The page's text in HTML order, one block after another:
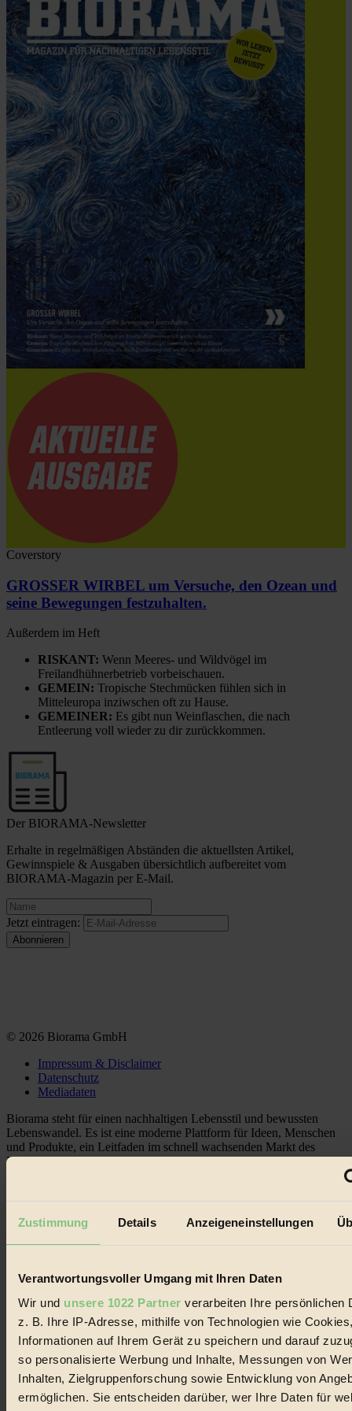
Zustimmung Details Anzeigeneinstellungen
Verantwortungsvoller Umgang mit Ihren Daten
Wir und unsere 1022 Partner verarbeiten Ihre persönlichen
z. B. Ihre IP-Adresse, mithilfe von Technologien wie
Informationen auf Ihrem Gerät zu speichern und darauf
so personalisierte Werbung und Inhalte, Messungen von
Inhalten, Zielgruppenforschung sowie Entwicklung von
ermöglichen. Sie entscheiden darüber, wer Ihre Daten für
Coverstory
GROSSER WIRBEL um Versuche, den Ozean und
seine Bewegungen festzuhalten.
Außerdem im Heft
RISKANT: Wenn Meeres- und Wildvögel im
Freilandhühnerbetrieb vorbeischauen.
GEMEIN: Tropische Stechmücken fühlen sich in
Mitteleuropa inziwschen oft zu Hause.
GEMEINER: Es gibt nun Weinflaschen, die nach
Entleerung voll wieder zu dir zurückkommen.
Der BIORAMA-Newsletter
Erhalte in regelmäßigen Abständen die aktuellsten Artikel,
Gewinnspiele & Ausgaben übersichtlich aufbereitet vom
BIORAMA-Magazin per E-Mail.
Jetzt eintragen:
© 2026 Biorama GmbH
Impressum & Disclaimer
Datenschutz
Mediadaten
Biorama steht für einen nachhaltigen Lebensstil und bewussten
Lebenswandel. Es ist eine moderne Plattform für Ideen, Menschen
und Produkte, ein Leitfaden im schnell wachsenden Markt des
Handels mit Bioprodukten, des Fair-Trade sowie der Branche
Social Media
22.601 Fans auf Facebook
3.415 Follower auf Twitter
Folge uns auf Instagram
Bio
Nachhaltigkeit